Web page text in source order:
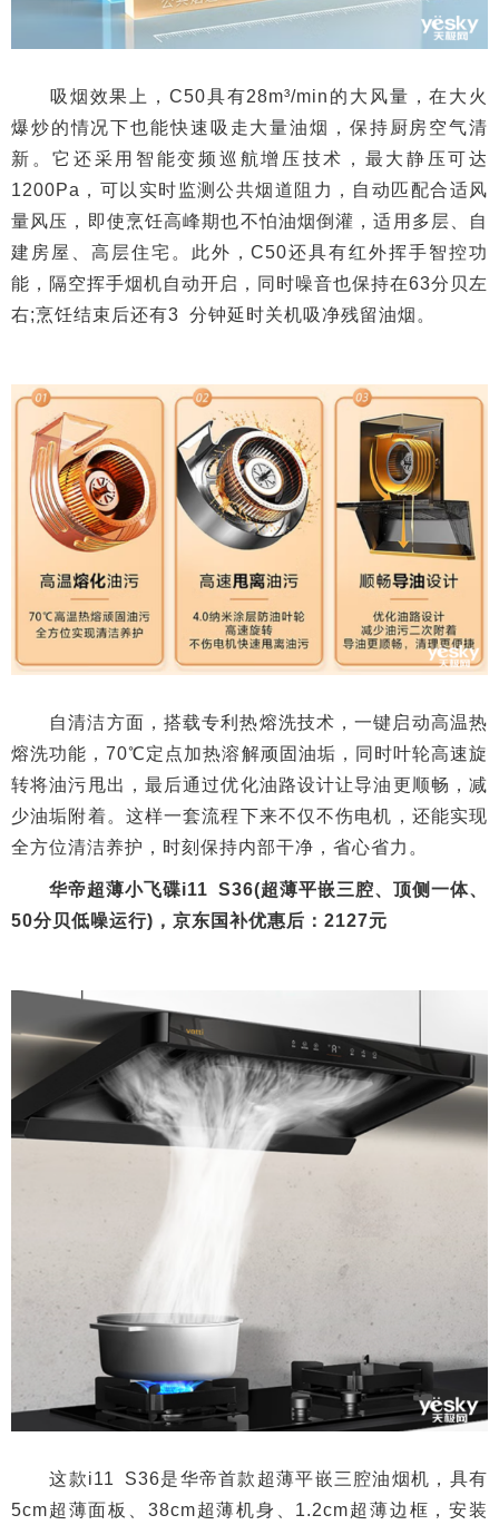
吸烟效果上，C50具有28m³/min的大风量，在大火
爆炒的情况下也能快速吸走大量油烟，保持厨房空气清
新。它还采用智能变频巡航增压技术，最大静压可达
1200Pa，可以实时监测公共烟道阻力，自动匹配合适风
量风压，即使烹饪高峰期也不怕油烟倒灌，适用多层、自
建房屋、高层住宅。此外，C50还具有红外挥手智控功
能，隔空挥手烟机自动开启，同时噪音也保持在63分贝左
右;烹饪结束后还有3 分钟延时关机吸净残留油烟。
自清洁方面，搭载专利热熔洗技术，一键启动高温热
熔洗功能，70℃定点加热溶解顽固油垢，同时叶轮高速旋
转将油污甩出，最后通过优化油路设计让导油更顺畅，减
少油垢附着。这样一套流程下来不仅不伤电机，还能实现
全方位清洁养护，时刻保持内部干净，省心省力。
华帝超薄小飞碟i11 S36(超薄平嵌三腔、顶侧一体、
50分贝低噪运行)，京东国补优惠后：2127元
这款i11 S36是华帝首款超薄平嵌三腔油烟机，具有
5cm超薄面板、38cm超薄机身、1.2cm超薄边框，安装